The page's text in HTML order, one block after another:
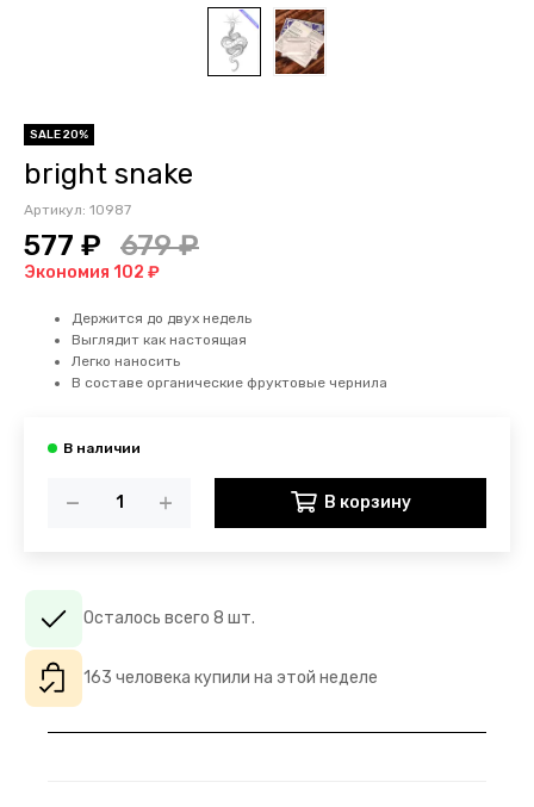
SALE 20%
bright snake
Артикул: 10987
577 ₽ 679 ₽
Экономия 102 ₽
Держится до двух недель
Выглядит как настоящая
Легко наносить
В составе органические фруктовые чернила
В корзину
Осталось всего 8 шт.
163 человека купили на этой неделе